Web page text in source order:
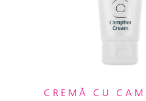
CREMĂ CU